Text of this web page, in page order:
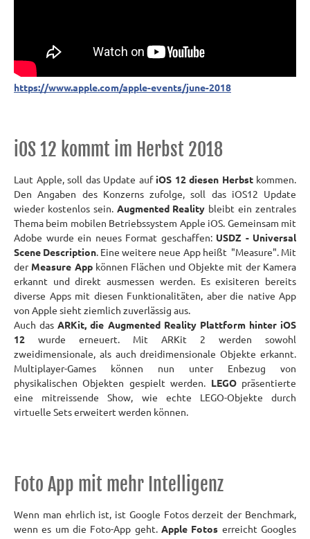
https://www.apple.com/apple-events/june-2018
iOS 12 kommt im Herbst 2018
Laut Apple, soll das Update auf iOS 12 diesen Herbstkommen.
Den Angaben des Konzerns zufolge, soll das iOS12 Update
wieder kostenlos sein. Augmented Reality bleibt ein zentrales
Thema beim mobilen Betriebssystem Apple iOS. Gemeinsam mit
Adobe wurde ein neues Format geschaffen: USDZ - Universal
Scene Description. Eine weitere neue App heißt "Measure". Mit
der Measure Appkönnen Flächen und Objekte mit der Kamera
erkannt und direkt ausmessen werden. Es exisiteren bereits
diverse Apps mit diesen Funktionalitäten, aber die native App
von Apple sieht ziemlich zuverlässig aus.
Auch dasARKit, die Augmented Reality Plattform hinter iOS
12 wurde erneuert. Mit ARKit 2 werden sowohl
zweidimensionale, als auch dreidimensionale Objekte erkannt.
Multiplayer-Games können nun unter Enbezug von
physikalischen Objekten gespielt werden. LEGOpräsentierte
eine mitreissende Show, wie echte LEGO-Objekte durch
virtuelle Sets erweitert werden können.
Foto App mit mehr Intelligenz
Wenn man ehrlich ist, ist Google Fotos derzeit der Benchmark,
wenn es um die Foto-App geht. Apple Fotos erreicht Googles